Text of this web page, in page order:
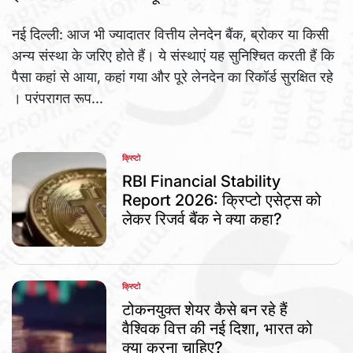
नई दिल्ली: आज भी ज्यादातर वित्तीय लेनदेन बैंक, ब्रोकर या किसी
अन्य संस्था के जरिए होते हैं। ये संस्थाएं यह सुनिश्चित करती हैं कि
पैसा कहां से आया, कहां गया और पूरे लेनदेन का रिकॉर्ड सुरक्षित रहे
। परंपरागत रूप...
POSTED
IN
क्रिप्टो
RBI Financial Stability
Report 2026: क्रिप्टो एसेट्स को
लेकर रिजर्व बैंक ने क्या कहा?
POSTED
IN
क्रिप्टो
टोकनयुक्त शेयर कैसे बन रहे हैं
वैश्विक वित्त की नई दिशा, भारत को
क्या करना चाहिए?